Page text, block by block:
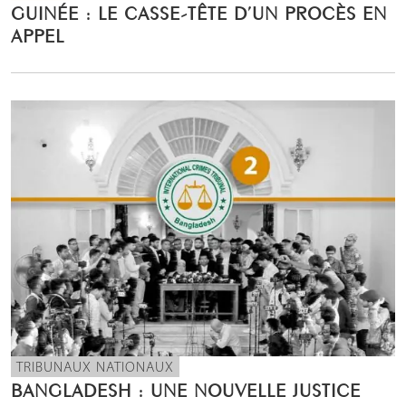
GUINÉE : LE CASSE-TÊTE D’UN PROCÈS EN
APPEL
TRIBUNAUX NATIONAUX
BANGLADESH : UNE NOUVELLE JUSTICE